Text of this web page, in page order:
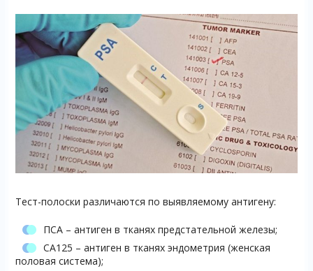
Тест-полоски различаются по выявляемому антигену:
ПСА – антиген в тканях предстательной железы;
СА125 – антиген в тканях эндометрия (женская
половая система);